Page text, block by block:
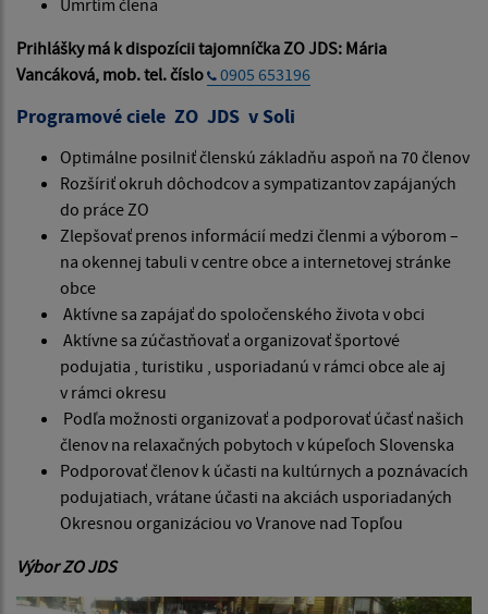
Prihlášky má k dispozícii tajomníčka ZO JDS: Mária
Vancáková, mob. tel. číslo
0905 653196
Programové ciele ZO JDS v Soli
Optimálne posilniť členskú základňu aspoň na 70 členov
Rozšíriť okruh dôchodcov a sympatizantov zapájaných
do práce ZO
Zlepšovať prenos informácií medzi členmi a výborom –
na okennej tabuli v centre obce a internetovej stránke
obce
Aktívne sa zapájať do spoločenského života v obci
Aktívne sa zúčastňovať a organizovať športové
podujatia , turistiku , usporiadanú v rámci obce ale aj
v rámci okresu
Podľa možnosti organizovať a podporovať účasť našich
členov na relaxačných pobytoch v kúpeľoch Slovenska
Podporovať členov k účasti na kultúrnych a poznávacích
podujatiach, vrátane účasti na akciách usporiadaných
Okresnou organizáciou vo Vranove nad Topľou
Výbor ZO JDS